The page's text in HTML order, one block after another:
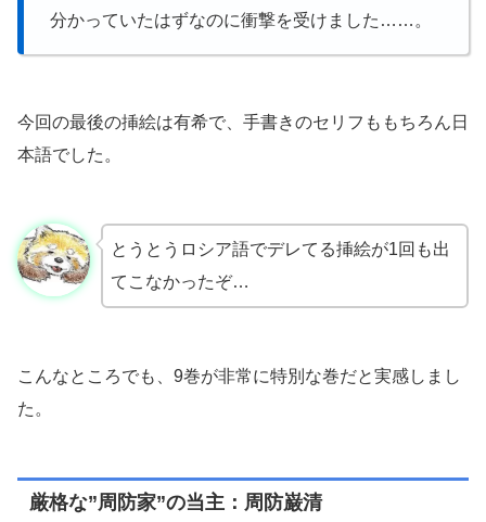
分かっていたはずなのに衝撃を受けました……。
今回の最後の挿絵は有希で、手書きのセリフももちろん日
本語でした。
とうとうロシア語でデレてる挿絵が1回も出
てこなかったぞ…
こんなところでも、9巻が非常に特別な巻だと実感しまし
た。
厳格な”周防家”の当主：周防巌清